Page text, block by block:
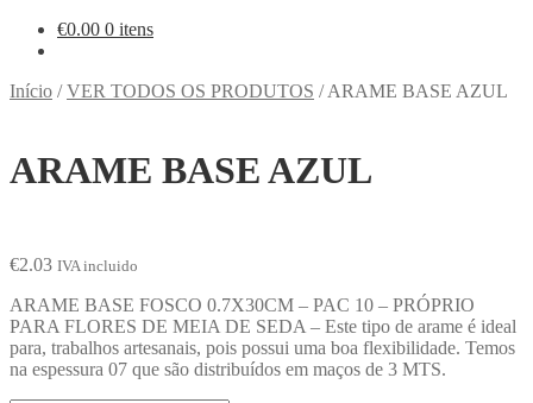
€0.00 0 itens
Início /VER TODOS OS PRODUTOS /ARAME BASE AZUL
ARAME BASE AZUL
€2.03 IVA incluido
ARAME BASE FOSCO 0.7X30CM – PAC 10 – PRÓPRIO
PARA FLORES DE MEIA DE SEDA – Este tipo de arame é ideal
para, trabalhos artesanais, pois possui uma boa flexibilidade. Temos
na espessura 07 que são distribuídos em maços de 3 MTS.